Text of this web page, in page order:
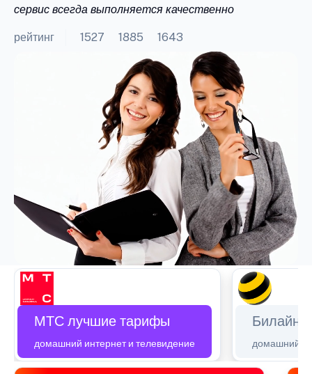
сервис всегда выполняется качественно
рейтинг 1527 1885 1643
МТС лучшие тарифы
домашний интернет и телевидение
Билайн
домашний